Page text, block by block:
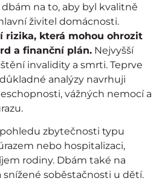
na to, aby byl kvalitně
živitel domácnosti.
rizika, která mohou ohrozit
a finanční plán. Nejvyšší
invalidity a smrti. Teprve
analýzy navrhuji
vážných nemocí a
zbytečnosti typu
nebo hospitalizaci,
rodiny. Dbám také na
soběstačnosti u dětí.